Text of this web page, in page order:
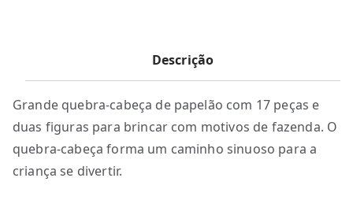
Descrição
Grande quebra-cabeça de papelão com 17 peças e
duas figuras para brincar com motivos de fazenda. O
quebra-cabeça forma um caminho sinuoso para a
criança se divertir.